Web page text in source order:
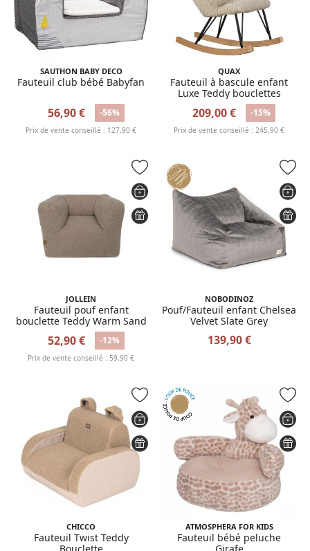
SAUTHON BABY DECO
Fauteuil club bébé Babyfan
56,90 € -56%
Prix de vente conseillé : 127,90 €
QUAX
Fauteuil à bascule enfant
Luxe Teddy bouclettes
209,00 € -15%
Prix de vente conseillé : 245,90 €
JOLLEIN
Fauteuil pouf enfant
bouclette Teddy Warm Sand
52,90 € -12%
Prix de vente conseillé : 59,90 €
NOBODINOZ
Pouf/Fauteuil enfant Chelsea
Velvet Slate Grey
139,90 €
CHICCO
Fauteuil Twist Teddy
ATMOSPHERA FOR KIDS
Fauteuil bébé peluche